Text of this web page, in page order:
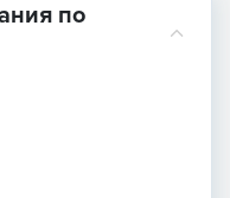
по